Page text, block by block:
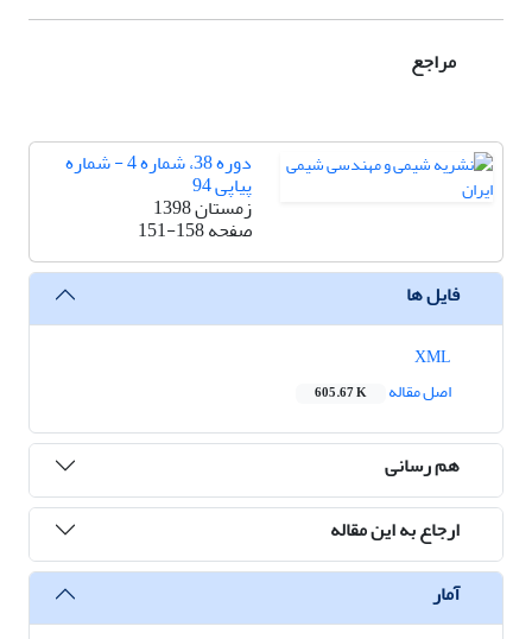
مراجع
دوره 38، شماره 4 - شماره
پیاپی 94
زمستان 1398
صفحه151-158
فایل ها
اصل مقاله
605.67 K
هم رسانی
ارجاع به این مقاله
آمار